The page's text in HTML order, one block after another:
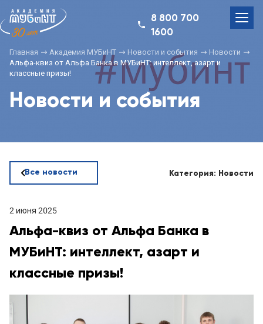
8 800 700
1600
Главная Академия МУБиНТ Новости и события
Новости
Альфа-квиз от Альфа Банка в МУБиНТ: интеллект, азарт и
классные призы!
Новости и события
Все новости Категория: Новости
2 июня 2025
Альфа-квиз от Альфа Банка в
МУБиНТ: интеллект, азарт и
классные призы!